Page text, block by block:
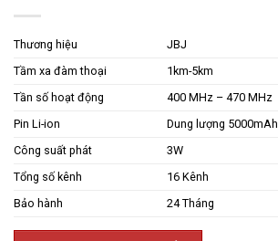
Thương hiệu
JBJ
Tầm xa đàm thoại
1km-5km
Tần số hoạt động
400 MHz – 470 MHz
Pin Li-ion
Dung lượng 5000mAh
Công suất phát
3W
Tổng số kênh
16 Kênh
Bảo hành
24 Tháng